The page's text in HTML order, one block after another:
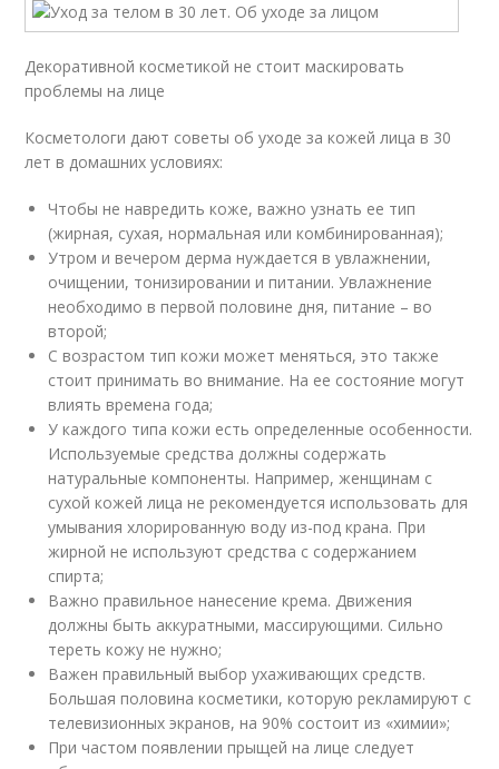
Декоративной косметикой не стоит маскировать
проблемы на лице
Косметологи дают советы об уходе за кожей лица в 30
лет в домашних условиях:
Чтобы не навредить коже, важно узнать ее тип
(жирная, сухая, нормальная или комбинированная);
Утром и вечером дерма нуждается в увлажнении,
очищении, тонизировании и питании. Увлажнение
необходимо в первой половине дня, питание – во
второй;
С возрастом тип кожи может меняться, это также
стоит принимать во внимание. На ее состояние могут
влиять времена года;
У каждого типа кожи есть определенные особенности.
Используемые средства должны содержать
натуральные компоненты. Например, женщинам с
сухой кожей лица не рекомендуется использовать для
умывания хлорированную воду из-под крана. При
жирной не используют средства с содержанием
спирта;
Важно правильное нанесение крема. Движения
должны быть аккуратными, массирующими. Сильно
тереть кожу не нужно;
Важен правильный выбор ухаживающих средств.
Большая половина косметики, которую рекламируют с
телевизионных экранов, на 90% состоит из «химии»;
При частом появлении прыщей на лице следует